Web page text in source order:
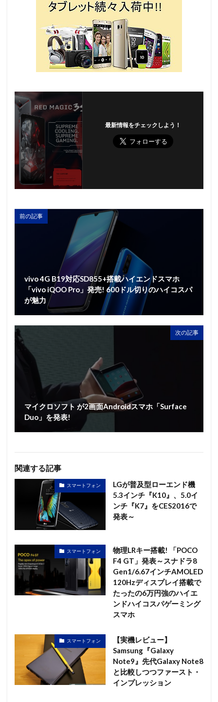
最新情報をチェックしよう！
前の記事
vivo 4G B19対応SD855+搭載ハイエンドスマホ
「vivo iQOO Pro」発売! 600ドル切りのハイコスパ
が魅力
次の記事
マイクロソフト が2画面Androidスマホ「Surface
Duo」を発表!
関連する記事
スマートフォン
LGが普及型ローエンド機
5.3インチ『K10』、5.0イ
ンチ『K7』をCES2016で
発表～
スマートフォン
物理LRキー搭載! 「POCO
F4 GT」発表～スナドラ8
Gen1/6.67インチAMOLED
120Hzディスプレイ搭載で
たったの6万円強のハイエ
ンドハイコスパゲーミング
スマホ
スマートフォン
【実機レビュー】
Samsung『Galaxy
Note9』先代Galaxy Note8
と比較しつつファースト・
インプレッション